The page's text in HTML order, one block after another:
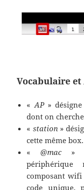
Vocabulaire
«AP» désigne
dont on
« station»
cette même box.
« @mac»
composant wifi
code unique,